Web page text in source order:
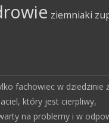
ziemniaki
fachowiec w dziedzinie
który jest cierpliwy,
na problemy i w